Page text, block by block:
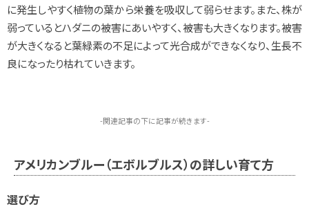
に発生しやすく植物の葉から栄養を吸収して弱らせます。また、株が
弱っているとハダニの被害にあいやすく、被害も大きくなります。被害
が大きくなると葉緑素の不足によって光合成ができなくなり、生長不
良になったり枯れていきます。
-関連記事の下に記事が続きます-
アメリカンブルー（エボルブルス）の詳しい育て方
選び方